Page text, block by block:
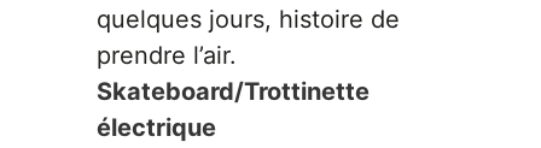
quelques jours, histoire de
prendre l’air.
Skateboard/Trottinette
électrique